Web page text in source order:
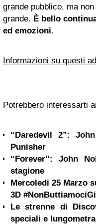
grande pubblico, ma
grande. È bello
ed emozioni.
Informazioni su questi ad
Potrebbero interessarti
“Daredevil 2”:
Punisher
“Forever”: John
stagione
Mercoledi 25 Marzo
3D
Le strenne di
speciali e